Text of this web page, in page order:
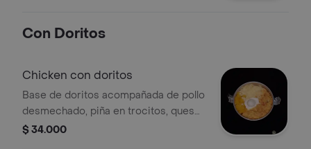
Con Doritos
Chicken con doritos
Base de doritos acompañada de pollo
desmechado, piña en trocitos, queso
rayado, sour cream y huevito.
$ 34.000